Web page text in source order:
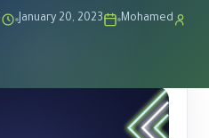
Mohamed
January 20, 2023